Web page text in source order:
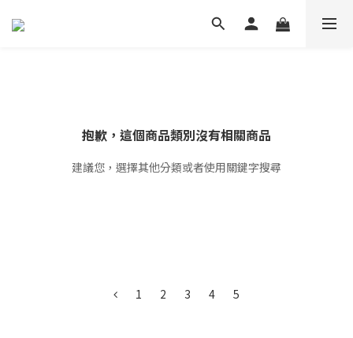
抱歉，這個商品類別沒有相關商品
建議您，選擇其他分類或者使用關鍵字搜尋
1 2 3 4 5